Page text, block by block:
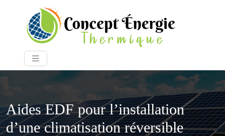
Aides EDF pour l’installation
d’une climatisation réversible